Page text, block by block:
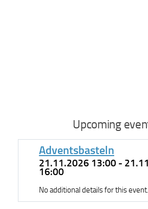
Upcoming
Adventsbasteln
21.11.2026 13:00 -
16:00
No additional details for this event.